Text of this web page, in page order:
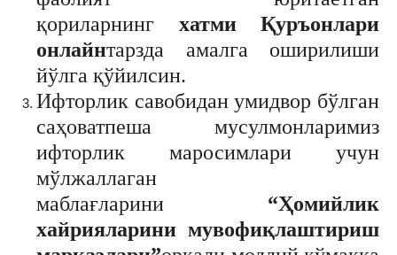
қориларнинг хатми Қуръонлари
онлайнтарзда амалга оширилиши
йўлга қўйилсин.
Ифторлик савобидан умидвор бўлган
саҳоватпеша мусулмонларимиз
ифторлик маросимлари учун
мўлжаллаган
маблағларини “Ҳомийлик
хайрияларини мувофиқлаштириш